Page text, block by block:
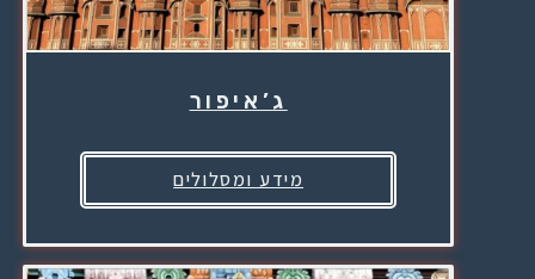
ג’איפור
מידע ומסלולים